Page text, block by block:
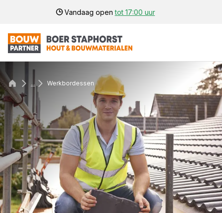
Vandaag opentot 17:00 uur
... Werkbordessen